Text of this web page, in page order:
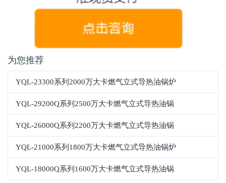
为您推荐
YQL-23300系列2000万大卡燃气立式导热油锅炉
YQL-29200Q系列2500万大卡燃气立式导热油锅
YQL-26000Q系列2200万大卡燃气立式导热油锅
YQL-21000系列1800万大卡燃气立式导热油锅炉
YQL-18000Q系列1600万大卡燃气立式导热油锅